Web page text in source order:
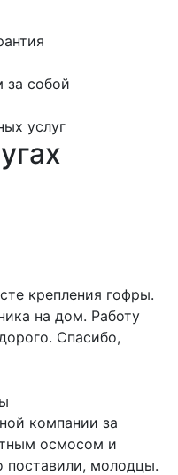
за собой
услуг
крепления гофры.
на дом. Работу
Спасибо,
компании за
осмосом и
поставили, молодцы.